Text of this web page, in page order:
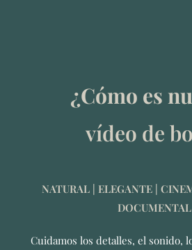
¿Cómo es
vídeo de
NATURAL | ELEGANTE |
DOCUMENTAL
Cuidamos los detalles, el sonido,